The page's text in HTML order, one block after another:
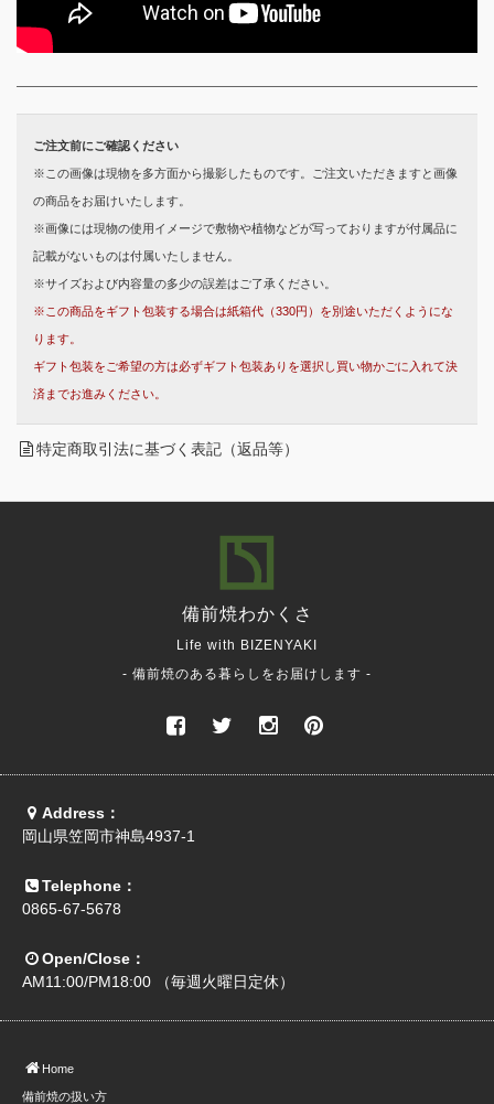
ご注文前にご確認ください
※この画像は現物を多方面から撮影したものです。ご注文いただきますと画像
の商品をお届けいたします。
※画像には現物の使用イメージで敷物や植物などが写っておりますが付属品に
記載がないものは付属いたしません。
※サイズおよび内容量の多少の誤差はご了承ください。
※この商品をギフト包装する場合は紙箱代（330円）を別途いただくようにな
ります。
ギフト包装をご希望の方は必ずギフト包装ありを選択し買い物かごに入れて決
済までお進みください。
特定商取引法に基づく表記（返品等）
備前焼わかくさ
Life with BIZENYAKI
- 備前焼のある暮らしをお届けします -
Address：
岡山県笠岡市神島4937-1
Telephone：
0865-67-5678
Open/Close：
AM11:00/PM18:00 （毎週火曜日定休）
Home
備前焼の扱い方